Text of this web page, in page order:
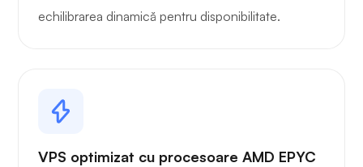
echilibrarea dinamică pentru disponibilitate.
VPS optimizat cu procesoare AMD EPYC